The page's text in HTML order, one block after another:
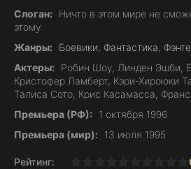
Слоган:
Ничто в этом мире не
этому
Жанры:
Боевики, Фантастика,
Актеры:
Робин Шоу, Линден Эшби,
Кристофер Ламберт, Кэри-Хироюки
Талиса Сото, Крис Касамасса,
Премьера (РФ):
1 октября 1996
Премьера (мир):
13 июля 1995
Рейтинг:
2 3 4 5